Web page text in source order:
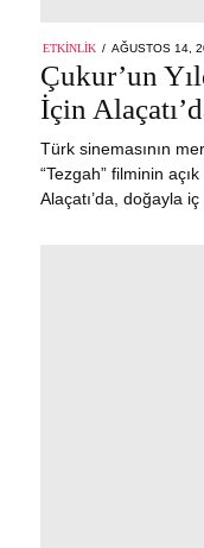
ETKINLIK
POSTED
ON
AĞUSTOS 14,
Çukur’un
İçin
Türk sinemasının
“Tezgah” filminin
Alaçatı’da, doğayla